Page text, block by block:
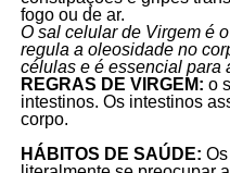
fogo ou de ar.
O sal celular de Virgem é
regula a oleosidade no
células e é essencial para
REGRAS DE VIRGEM: o
intestinos. Os intestinos
corpo.
HÁBITOS DE SAÚDE: